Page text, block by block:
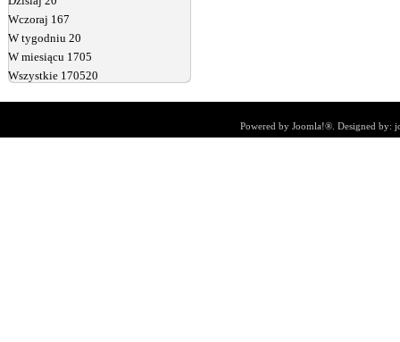
Wczoraj 167
W tygodniu 20
W miesiącu 1705
Wszystkie 170520
Powered by Joomla!®. Designed by: